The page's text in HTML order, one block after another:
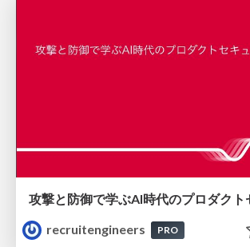
recruitengineers
PRO